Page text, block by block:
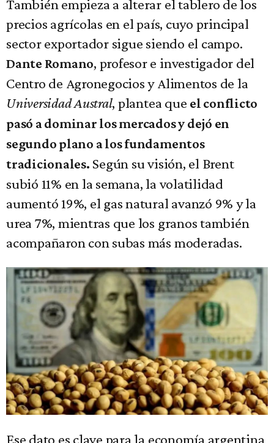
También empieza a alterar el tablero de los
precios agrícolas en el país, cuyo principal
sector exportador sigue siendo el campo.
Dante Romano, profesor e investigador del
Centro de Agronegocios y Alimentos de la
Universidad Austral, plantea que el conflicto
pasó a dominar los mercados y dejó en
segundo plano a los fundamentos
tradicionales. Según su visión, el Brent
subió 11% en la semana, la volatilidad
aumentó 19%, el gas natural avanzó 9% y la
urea 7%, mientras que los granos también
acompañaron con subas más moderadas.
Ese dato es clave para la economía argentina